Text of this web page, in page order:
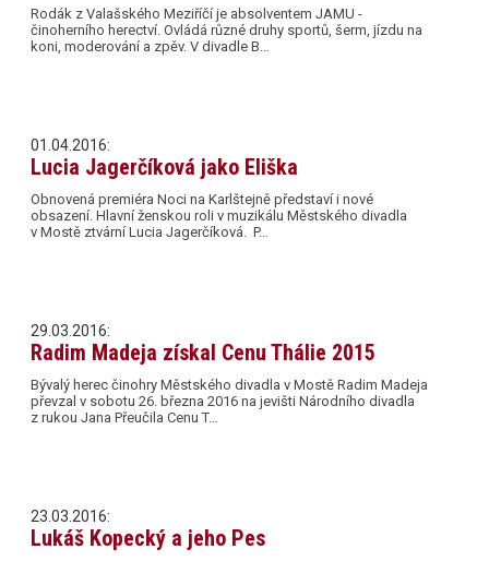
Rodák z Valašského Meziříčí je absolventem JAMU -
činoherního herectví. Ovládá různé druhy sportů, šerm, jízdu na
koni, moderování a zpěv. V divadle B…
01.04.2016:
Lucia Jagerčíková jako Eliška
Obnovená premiéra Noci na Karlštejně představí i nové
obsazení. Hlavní ženskou roli v muzikálu Městského divadla
v Mostě ztvární Lucia Jagerčíková. P…
29.03.2016:
Radim Madeja získal Cenu Thálie 2015
Bývalý herec činohry Městského divadla v Mostě Radim Madeja
převzal v sobotu 26. března 2016 na jevišti Národního divadla
z rukou Jana Přeučila Cenu T…
23.03.2016:
Lukáš Kopecký a jeho Pes